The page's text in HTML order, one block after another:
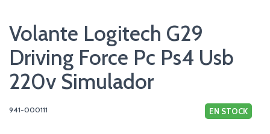
Volante Logitech G29
Driving Force Pc Ps4 Usb
220v Simulador
941-000111 EN STOCK